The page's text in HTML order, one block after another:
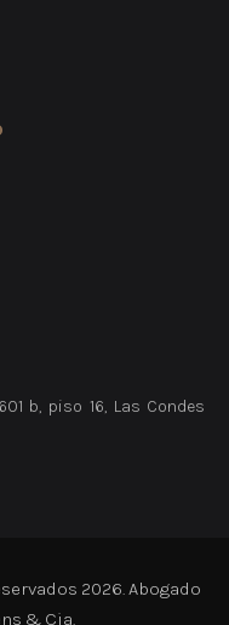
b, piso 16, Las Condes
2026. Abogado
& Cia.